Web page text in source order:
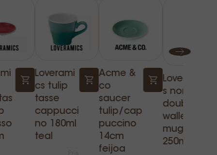
Loverami
cs tulip
tasse
cappucci
no 180ml
teal
Acme &
co
saucer
tulip/cap
puccino
14cm
feijoa
Loveramic
s nomad
double
walled
mug
250ml teal